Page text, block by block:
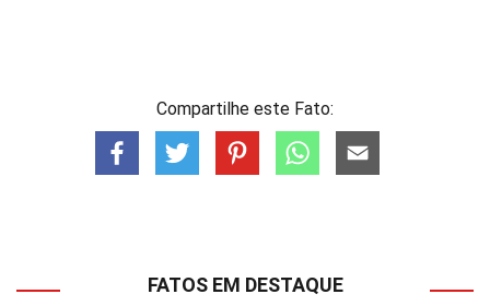
Compartilhe este Fato:
FATOS EM DESTAQUE